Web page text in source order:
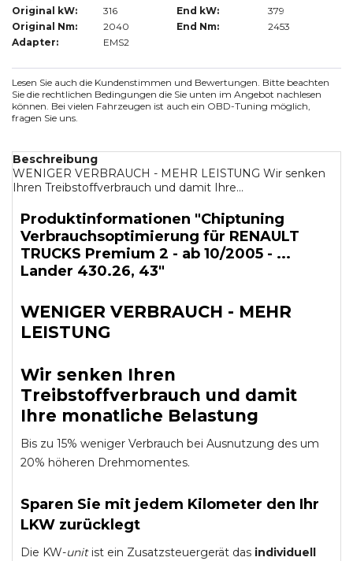
Original kW:
316 End kW:
379
Original Nm:
2040 End Nm:
2453
Adapter:
EMS2
Lesen Sie auch die Kundenstimmen und Bewertungen. Bitte beachten
Sie die rechtlichen Bedingungen die Sie unten im Angebot nachlesen
können. Bei vielen Fahrzeugen ist auch ein OBD-Tuning möglich,
fragen Sie uns.
Beschreibung
WENIGER VERBRAUCH - MEHR LEISTUNG Wir senken
Ihren Treibstoffverbrauch und damit Ihre...
Produktinformationen "Chiptuning
Verbrauchsoptimierung für RENAULT
TRUCKS Premium 2 - ab 10/2005 - ...
Lander 430.26, 43"
WENIGER VERBRAUCH - MEHR
LEISTUNG
Wir senken Ihren
Treibstoffverbrauch und damit
Ihre monatliche Belastung
Bis zu 15% weniger Verbrauch bei Ausnutzung des um
20% höheren Drehmomentes.
Sparen Sie mit jedem Kilometer den Ihr
LKW zurücklegt
Die KW-unitist ein Zusatzsteuergerät das individuell